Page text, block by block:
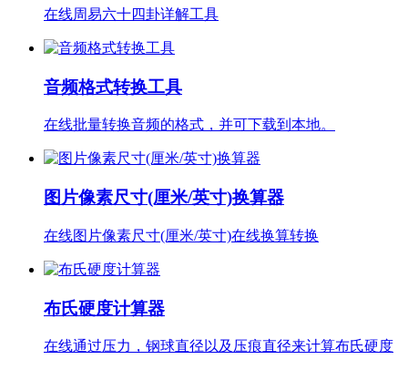
在线周易六十四卦详解工具
音频格式转换工具
在线批量转换音频的格式，并可下载到本地。
图片像素尺寸(厘米/英寸)换算器
在线图片像素尺寸(厘米/英寸)在线换算转换
布氏硬度计算器
在线通过压力，钢球直径以及压痕直径来计算布氏硬度